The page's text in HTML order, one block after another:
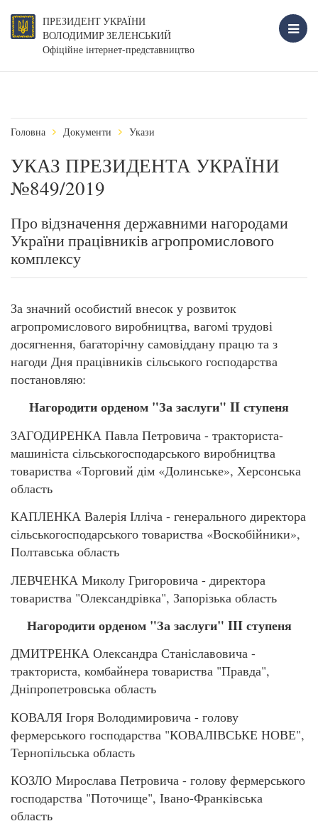
ПРЕЗИДЕНТ УКРАЇНИ
ВОЛОДИМИР ЗЕЛЕНСЬКИЙ
Офіційне інтернет-представництво
Головна Документи Укази
УКАЗ ПРЕЗИДЕНТА УКРАЇНИ
№849/2019
Про відзначення державними нагородами
України працівників агропромислового
комплексу
За значний особистий внесок у розвиток
агропромислового виробництва, вагомі трудові
досягнення, багаторічну самовіддану працю та з
нагоди Дня працівників сільського господарства
постановляю:
Нагородити орденом "За заслуги" II ступеня
ЗАГОДИРЕНКА Павла Петровича - тракториста-
машиніста сільськогосподарського виробництва
товариства «Торговий дім «Долинське», Херсонська
область
КАПЛЕНКА Валерія Ілліча - генерального директора
сільськогосподарського товариства «Воскобійники»,
Полтавська область
ЛЕВЧЕНКА Миколу Григоровича - директора
товариства "Олександрівка", Запорізька область
Нагородити орденом "За заслуги" III ступеня
ДМИТРЕНКА Олександра Станіславовича -
тракториста, комбайнера товариства "Правда",
Дніпропетровська область
КОВАЛЯ Ігоря Володимировича - голову
фермерського господарства "КОВАЛІВСЬКЕ НОВЕ",
Тернопільська область
КОЗЛО Мирослава Петровича - голову фермерського
господарства "Поточище", Івано-Франківська
область